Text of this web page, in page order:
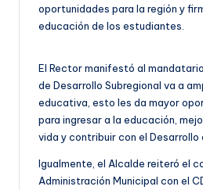
oportunidades para la región y
educación de los estudiantes.
El Rector manifestó al
de Desarrollo Subregional va a
educativa, esto les da mayor
para ingresar a la educación,
vida y contribuir con el Desarrollo
Igualmente, el Alcalde reiteró el
Administración Municipal con el